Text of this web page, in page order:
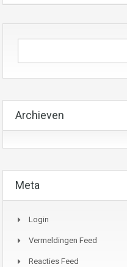
Archieven
Meta
Login
Vermeldingen Feed
Reacties Feed